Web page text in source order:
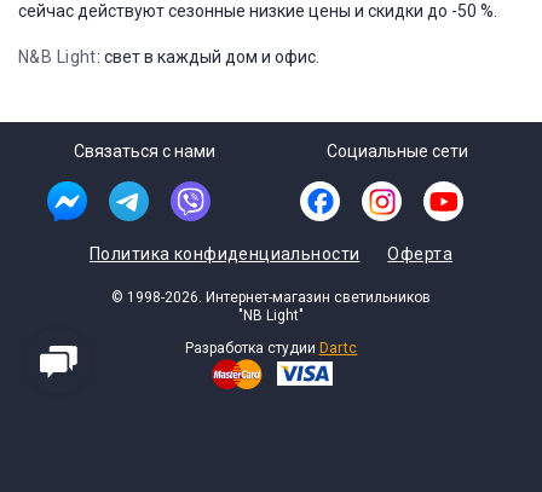
сейчас действуют сезонные низкие цены и скидки до -50 %.
N&B Light: свет в каждый дом и офис.
Связаться с нами Социальные сети
Политика конфиденциальности Оферта
© 1998-2026. Интернет-магазин светильников
"NB Light"
Разработка студии Dartc